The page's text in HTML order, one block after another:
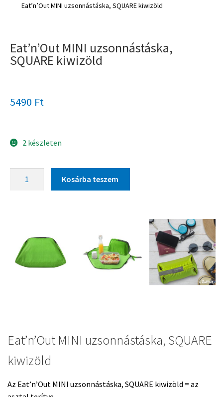
Eat’n’Out MINI uzsonnástáska, SQUARE kiwizöld
Eat’n’Out MINI uzsonnástáska,
SQUARE kiwizöld
5490 Ft
2 készleten
Kosárba teszem
Eat’n’Out MINI uzsonnástáska, SQUARE
kiwizöld
Az Eat’n’Out MINI uzsonnástáska, SQUARE kiwizöld = az